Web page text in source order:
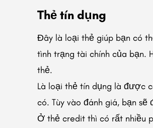
Thẻ tín dụng
Đây là loại thẻ giúp bạn có
tình trạng tài chính của bạn.
thẻ.
Là loại thẻ tín dụng là được
có. Tùy vào đánh giá, bạn
Ở thẻ credit thì có rất nhiều